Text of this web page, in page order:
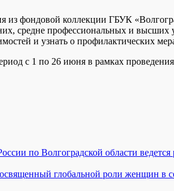
из фондовой коллекции ГБУК
средне профессиональных и
и узнать о профилактических
с 1 по 26 июня в рамках
по Волгоградской области
глобальной роли женщин в